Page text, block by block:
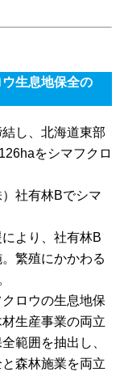
生息地保全の
し、北海道東部
をシマフクロ
社有林Bでシマ
より、社有林B
繁殖にかかわる
ロウの生息地保
生産事業の両立
範囲を抽出し、
森林施業を両立